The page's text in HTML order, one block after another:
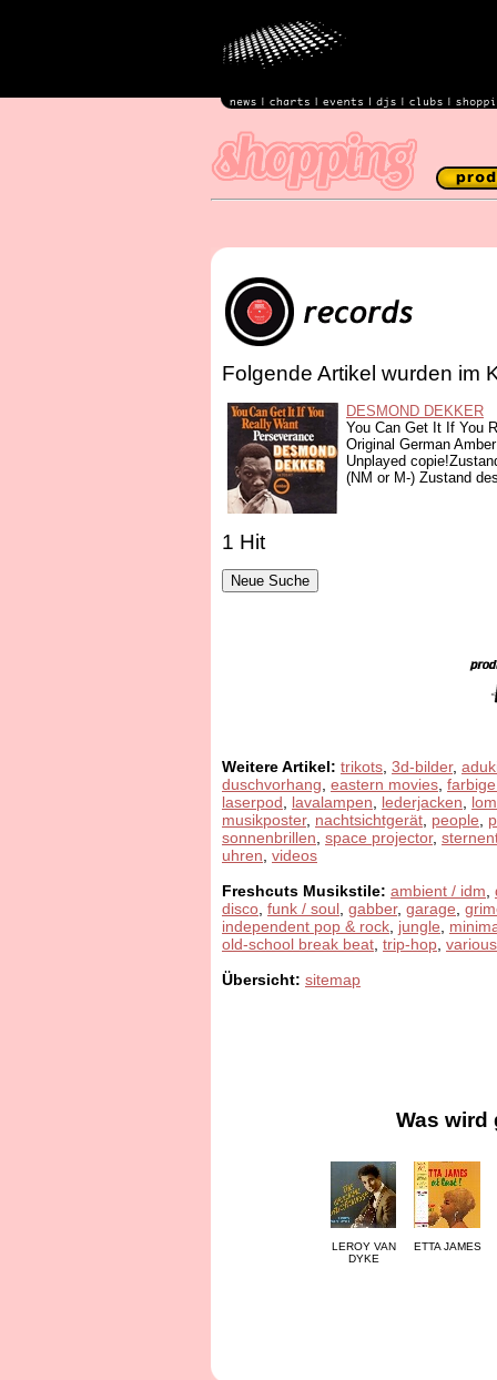
Folgende Artikel wurden im
DESMOND DEKKER
You Can Get It If You
Original German
Unplayed
(NM or M-) Zustand
1 Hit
Weitere Artikel: trikots 3d-bilder,
duschvorhang eastern movies
laserpod
lavalampen lederjacken
musikposter, nachtsichtgerät people
sonnenbrillen space projector,
uhren videos
Freshcuts Musikstile: ambient / idm
disco funk / soul gabber, garage
independent pop & rock jungle
old-school break beat trip-hop
Übersicht: sitemap
Was wird
LEROY VAN
DYKE
ETTA JAMES